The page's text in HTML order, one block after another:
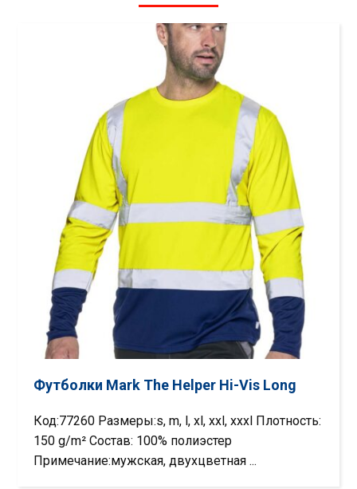
Футболки Mark The Helper Hi-Vis Long
Код:77260 Размеры:s, m, l, xl, xxl, xxxl Плотность:
150 g/m² Состав: 100% полиэстер
Примечание:мужская, двухцветная ...